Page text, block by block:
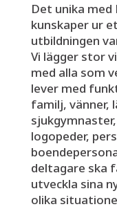
Det unika med
kunskaper ur
utbildningen
Vi lägger stor
med alla som
lever med
familj, vänner,
logopeder,
deltagare ska
utveckla sina
olika